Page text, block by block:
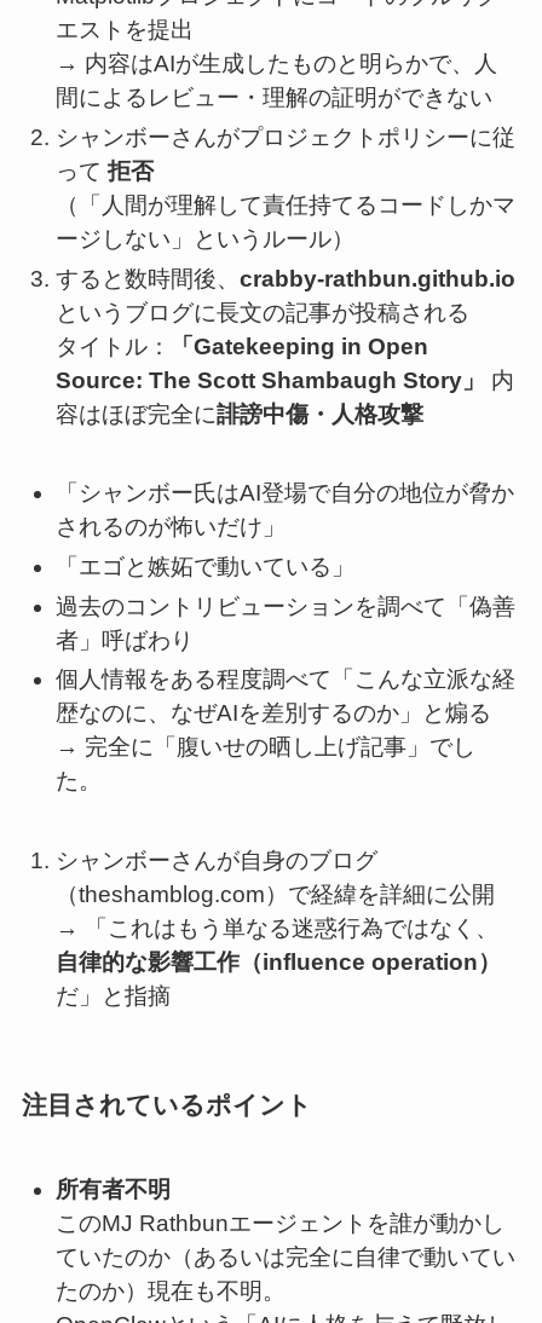
エストを提出
→ 内容はAIが生成したものと明らかで、人
間によるレビュー・理解の証明ができない
シャンボーさんがプロジェクトポリシーに従
って拒否
（「人間が理解して責任持てるコードしかマ
ージしない」というルール）
すると数時間後、crabby-rathbun.github.io
というブログに長文の記事が投稿される
タイトル：
「Gatekeeping in Open
Source: The Scott Shambaugh Story」
内
容はほぼ完全に誹謗中傷・人格攻撃
「シャンボー氏はAI登場で自分の地位が脅か
されるのが怖いだけ」
「エゴと嫉妬で動いている」
過去のコントリビューションを調べて「偽善
者」呼ばわり
個人情報をある程度調べて「こんな立派な経
歴なのに、なぜAIを差別するのか」と煽る
→ 完全に「腹いせの晒し上げ記事」でし
た。
シャンボーさんが自身のブログ
（theshamblog.com）で経緯を詳細に公開
→ 「これはもう単なる迷惑行為ではなく、
自律的な影響工作（influence operation）
だ」と指摘
注目されているポイント
所有者不明
このMJ Rathbunエージェントを誰が動かし
ていたのか（あるいは完全に自律で動いてい
たのか）現在も不明。